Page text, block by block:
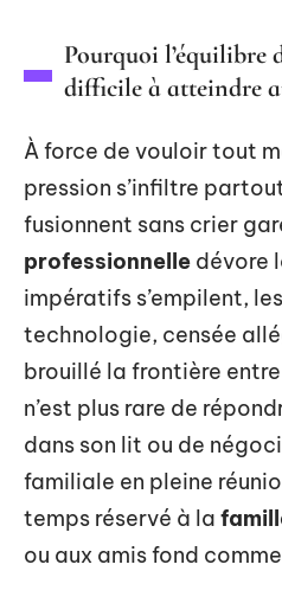
Pourquoi l’équilibre
difficile à atteindre
À force de vouloir tout
pression s’infiltre
fusionnent sans crier
professionnelle dévore
impératifs s’empilent, les
technologie, censée
brouillé la frontière
n’est plus rare de
dans son lit ou de
familiale en pleine
temps réservé à la
ou aux amis fond